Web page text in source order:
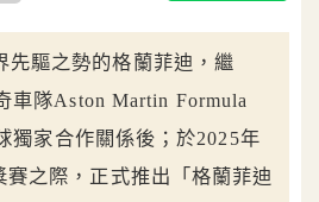
先驅之勢的格蘭菲迪，繼
車隊Aston Martin Formula
獨家合作關係後；於2025年
之際，正式推出「格蘭菲迪